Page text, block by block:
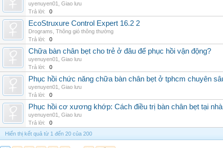
uyenuyen01
Giao lưu
Trả lời:
0
EcoStruxure Control Expert 16.2 2
Drograms Thông gió thông thường
Trả lời:
0
Chữa bàn chân bẹt cho trẻ ở đâu để phục hồi vận động?
uyenuyen01
Giao lưu
Trả lời:
0
Phục hồi chức năng chữa bàn chân bẹt ở tphcm chuyên
uyenuyen01
Giao lưu
Trả lời:
0
Phục hồi cơ xương khớp: Cách điều trị bàn chân bẹt tại
uyenuyen01
Giao lưu
Trả lời:
0
Hiển thị kết quả từ 1 đến 20 của 200